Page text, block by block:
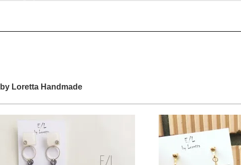
by Loretta Handmade